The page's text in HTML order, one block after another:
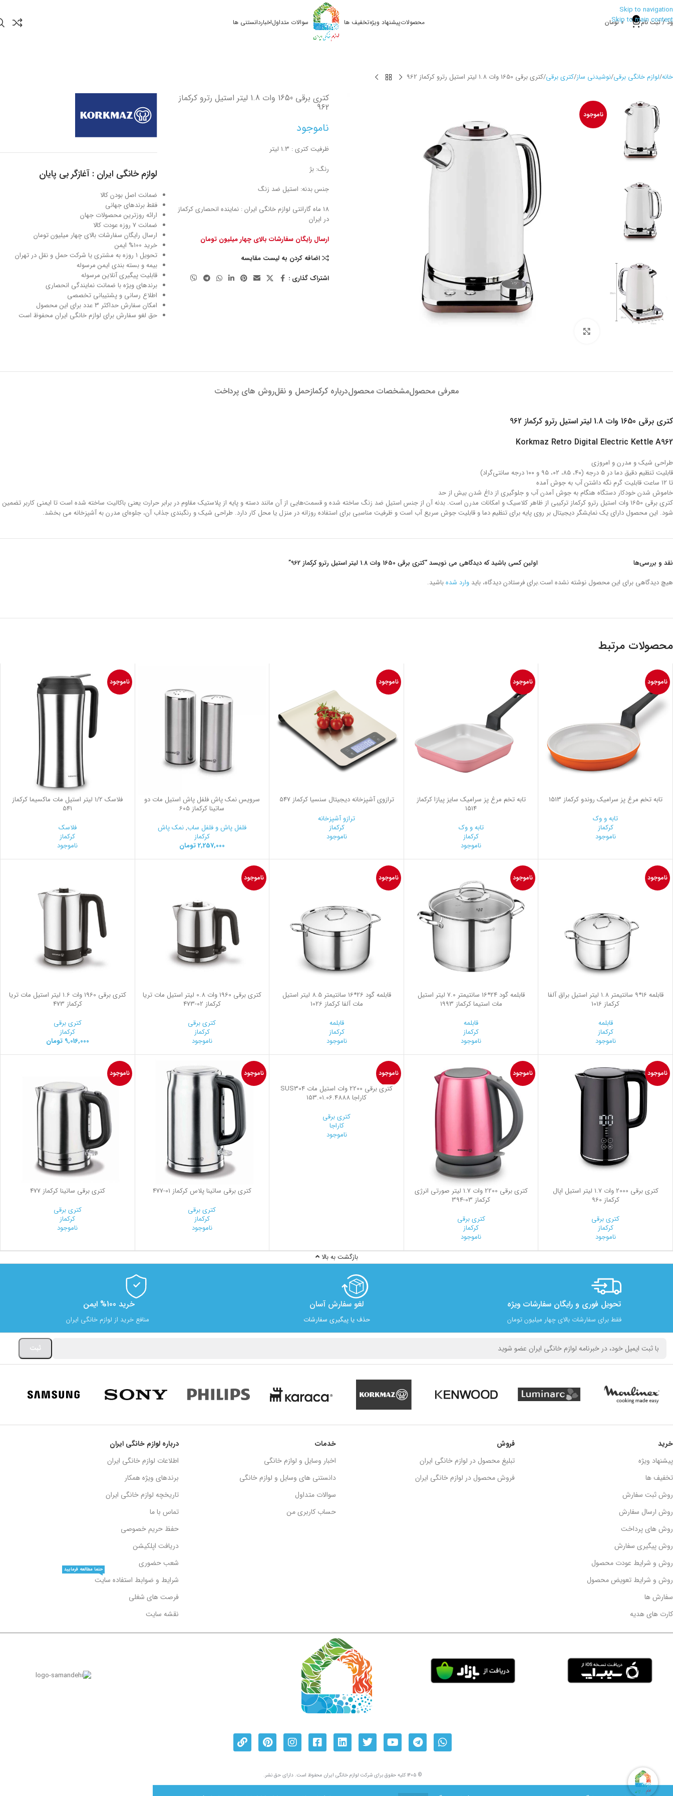
Skip to navigation
Skip to main content
/ ثبت نام 0
0 تومان محصولاتپیشنهاد ویژهتخفیف ها سوالات متداولاخباردانستنی ها
خانه لوازم خانگی برقی نوشیدنی ساز کتری برقی کتری برقی 1650 وات 1.8 لیتر استیل رترو کرکماز 962
ناموجود
کتری برقی 1650 وات 1.8 لیتر استیل رترو کرکماز
962
ناموجود
ظرفیت کتری : 1.3 لیتر
رنگ: بژ
جنس بدنه: استیل ضد زنگ
18 ماه گارانتی لوازم خانگی ایران : نماینده انحصاری کرکماز
در ایران
ارسال رایگان سفارشات بالای چهار میلیون تومان
اضافه کردن به لیست مقایسه
اشتراک گذاری :
لوازم خانگی ایران : آغازگر بی پایان
ضمانت اصل بودن کالا
فقط برندهای جهانی
ارائه روزترین محصولات جهان
ضمانت 7 روزه عودت کالا
ارسال رایگان سفارشات بالای چهار میلیون تومان
خرید 100% ایمن
تحویل ۱ روزه به مشتری یا شرکت حمل و نقل در تهران
بیمه و بسته بندی ایمن مرسوله
قابلیت پیگیری آنلاین مرسوله
برندهای ویژه با ضمانت نمایندگی انحصاری
اطلاع رسانی و پشتیبانی تخصصی
امکان سفارش حداکثر 3 عدد برای این محصول
حق لغو سفارش برای لوازم خانگی ایران محفوظ است
معرفی محصولمشخصات محصولدرباره کرکمازحمل و نقلروش های پرداخت
کتری برقی 1650 وات 1.8 لیتر استیل رترو کرکماز 962
Korkmaz Retro Digital Electric Kettle A962
طراحی شیک و مدرن و امروزی
قابلیت تنظیم دقیق دما در ۵ درجه (۴۰، ۸۵، ۰۲، ۹۵ و ۱۰۰ درجه سانتی‌گراد)
تا ۱۲ ساعت قابلیت گرم نگه داشتن آب به جوش آمده
خاموش شدن خودکار دستگاه هنگام به جوش آمدن آب و جلوگیری از داغ شدن بیش از حد
کتری برقی 1650 وات استیل رترو کرکماز ترکیبی از ظاهر کلاسیک و امکانات مدرن است. بدنه آن از جنس استیل ضد زنگ ساخته شده و قسمت‌هایی از آن مانند دسته و پایه از پلاستیک مقاوم در برابر حرارت یعنی باکالیت ساخته شده است تا ایمنی کاربر تضمین
شود. این محصول دارای یک نمایشگر دیجیتال بر روی پایه برای تنظیم دما و قابلیت جوش سریع آب است و ظرفیت مناسبی برای استفاده روزانه در منزل یا محل کار دارد. طراحی شیک و رنگبندی جذاب آن، جلوه‌ای مدرن به آشپزخانه می بخشد.
نقد و بررسی‌ها
هیچ دیدگاهی برای این محصول نوشته نشده است.
اولین کسی باشید که دیدگاهی می نویسد “کتری برقی 1650 وات 1.8 لیتر استیل رترو کرکماز 962”
برای فرستادن دیدگاه، باید وارد شدهباشید.
محصولات مرتبط
ناموجود
تابه تخم مرغ پز سرامیک روندو کرکماز 1513
تابه و وک
کرکماز
ناموجود
ناموجود
تابه تخم مرغ پز سرامیک سایز پیازا کرکماز
1514
تابه و وک
کرکماز
ناموجود
ناموجود
ترازوی آشپزخانه دیجیتال سنسیا کرکماز 547
ترازو آشپزخانه
کرکماز
ناموجود
سرویس نمک پاش فلفل پاش استیل مات دو
ساتینا کرکماز 605
فلفل پاش و فلفل ساب,نمک پاش
کرکماز
2,257,000تومان
ناموجود
فلاسك 1/2 ليتر استيل مات ماكسيما کرکماز
541
فلاسک
کرکماز
ناموجود
ناموجود
قابلمه 16*9 سانتیمتر 1.8 لیتر استیل براق آلفا
کرکماز 1016
قابلمه
کرکماز
ناموجود
ناموجود
قابلمه گود 24*16 سانتیمتر 7.0 لیتر استیل
مات استیما کرکماز 1993
قابلمه
کرکماز
ناموجود
ناموجود
قابلمه گود 26*16 سانتیمتر 8.5 لیتر استیل
مات آلفا کرکماز 1026
قابلمه
کرکماز
ناموجود
ناموجود
کتری برقی 1960 وات 0.8 لیتر استیل مات تریا
کرکماز 473-02
کتری برقی
کرکماز
ناموجود
کتری برقی 1960 وات 1.6 لیتر استیل مات تریا
کرکماز 473
کتری برقی
کرکماز
9,016,000 تومان
ناموجود
کتری برقی 2000 وات 1.7 لیتر استیل اپال
کرکماز 960
کتری برقی
کرکماز
ناموجود
ناموجود
کتری برقی 2200 وات 1.7 لیتر صورتی انرژی
کرکماز 394-03
کتری برقی
کرکماز
ناموجود
ناموجود
کتری برقی 2200 وات استیل مات SUS304
کاراجا 153.01.06.4888
کتری برقی
کاراجا
ناموجود
ناموجود
کتری برقی ساتینا پلاس کرکماز 477-01
کتری برقی
کرکماز
ناموجود
ناموجود
کتری برقی ساتینا کرکماز 477
کتری برقی
کرکماز
ناموجود
بازگشت به بالا
تحویل فوری و رایگان سفارشات ویژه
فقط برای سفارشات بالای چهار میلیون تومان
لغو سفارش آسان​
حذف یا پیگیری سفارشات
خرید 100% ایمن
منافع خرید از لوازم خانگی ایران
خرید
پیشنهاد ویژه
تخفیف ها
روش ثبت سفارش
روش ارسال سفارش
روش های پرداخت
روش پیگیری سفارش
روش و شرایط عودت محصول
روش و شرایط تعویض محصول
سفارش ها
کارت های هدیه
فروش
تبلیغ محصول در لوازم خانگی ایران
فروش محصول در لوازم خانگی ایران
خدمات
اخبار وسایل و لوازم خانگی
دانستنی های وسایل و لوازم خانگی
سوالات متداول
حساب کاربری من
درباره لوازم خانگی ایران
اطلاعات لوازم خانگی ایران
برندهای ویژه همکار
تاریخچه لوازم خانگی ایران
تماس با ما
حفظ حریم خصوصی
دریافت اپلکیشن
شعب حضوری
شرایط و ضوابط استفاده سایت
حتما مطالعه فرمایید
فرصت های شغلی
نقشه سایت
© ۱۴۰۵ کلیه حقوق برای شرکت لوازم خانگی ایران محفوظ است. دارای حق نشر.